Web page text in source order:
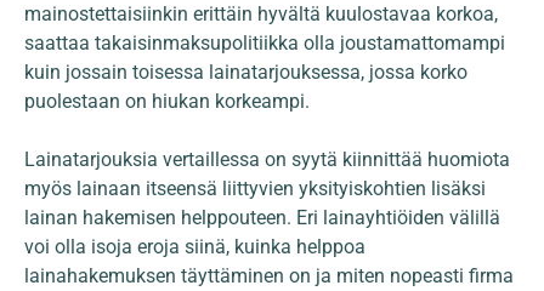
mainostettaisiinkin erittäin hyvältä kuulostavaa korkoa,
saattaa takaisinmaksupolitiikka olla joustamattomampi
kuin jossain toisessa lainatarjouksessa, jossa korko
puolestaan on hiukan korkeampi.
Lainatarjouksia vertaillessa on syytä kiinnittää huomiota
myös lainaan itseensä liittyvien yksityiskohtien lisäksi
lainan hakemisen helppouteen. Eri lainayhtiöiden välillä
voi olla isoja eroja siinä, kuinka helppoa
lainahakemuksen täyttäminen on ja miten nopeasti firma